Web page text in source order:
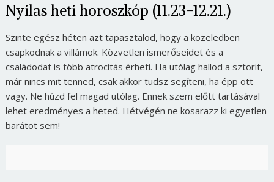
Nyilas heti horoszkóp (11.23-12.21.)
Szinte egész héten azt tapasztalod, hogy a közeledben
csapkodnak a villámok. Közvetlen ismerőseidet és a
családodat is több atrocitás érheti. Ha utólag hallod a sztorit,
már nincs mit tenned, csak akkor tudsz segíteni, ha épp ott
vagy. Ne húzd fel magad utólag. Ennek szem előtt tartásával
lehet eredményes a heted. Hétvégén ne kosarazz ki egyetlen
barátot sem!